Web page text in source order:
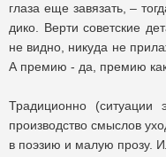
глаза еще завязать, –
дико. Верти советские
не видно, никуда не
А премию - да, премию
Традиционно
производство смыслов
в поэзию и малую прозу.